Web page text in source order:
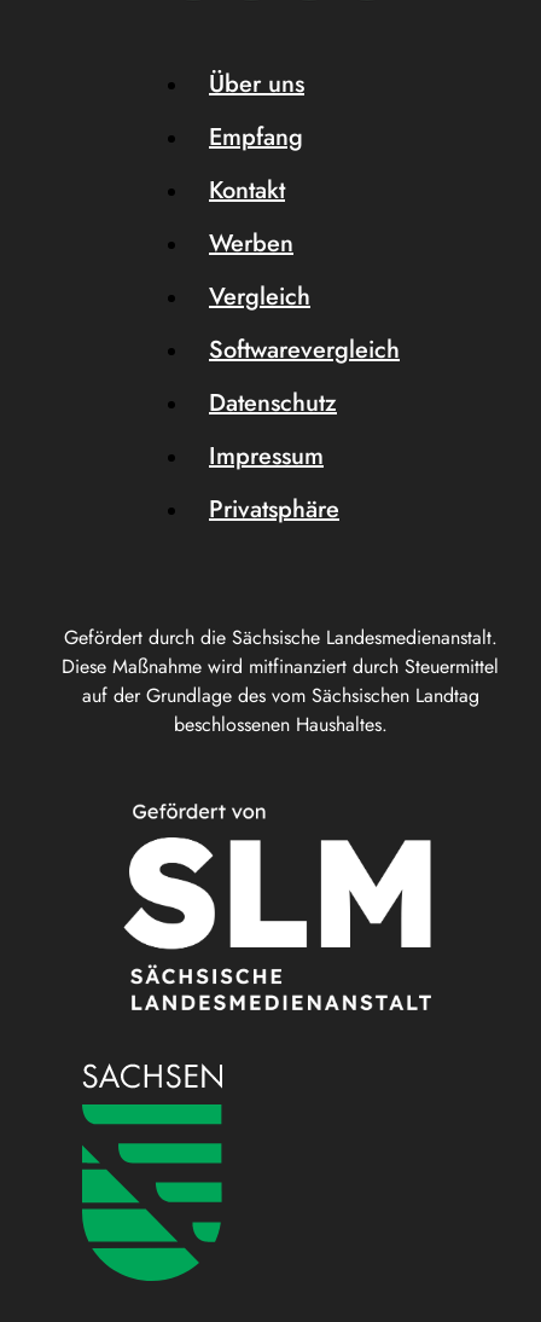
Gefördert durch die Sächsische Landesmedienanstalt.
Diese Maßnahme wird mitfinanziert durch Steuermittel
auf der Grundlage des vom Sächsischen Landtag
beschlossenen Haushaltes.
Über uns
Empfang
Kontakt
Werben
Vergleich
Softwarevergleich
Datenschutz
Impressum
Privatsphäre